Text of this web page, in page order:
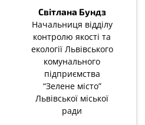
Світлана Бундз
Начальниця відділу
контролю якості та
екології Львівського
комунального
підприємства
“Зелене місто”
Львівської міської
ради